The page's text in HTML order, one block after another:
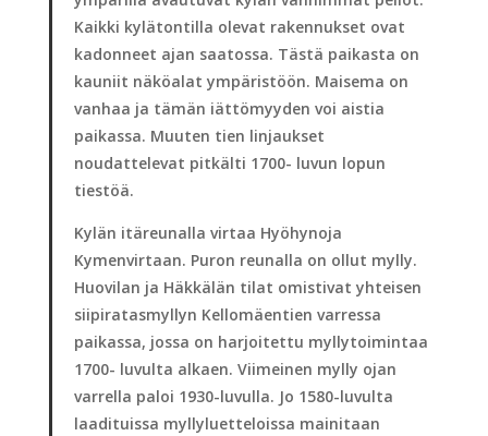
Kaikki kylätontilla olevat rakennukset ovat
kadonneet ajan saatossa. Tästä paikasta on
kauniit näköalat ympäristöön. Maisema on
vanhaa ja tämän iättömyyden voi aistia
paikassa. Muuten tien linjaukset
noudattelevat pitkälti 1700- luvun lopun
tiestöä.
Kylän itäreunalla virtaa Hyöhynoja
Kymenvirtaan. Puron reunalla on ollut mylly.
Huovilan ja Häkkälän tilat omistivat yhteisen
siipiratasmyllyn Kellomäentien varressa
paikassa, jossa on harjoitettu myllytoimintaa
1700- luvulta alkaen. Viimeinen mylly ojan
varrella paloi 1930-luvulla. Jo 1580-luvulta
laadituissa myllyluetteloissa mainitaan